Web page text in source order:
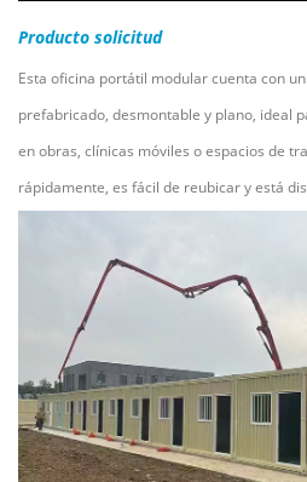
Producto solicitud
Esta oficina portátil modular cuenta con
prefabricado, desmontable y plano, ideal
en obras, clínicas móviles o espacios de
rápidamente, es fácil de reubicar y está